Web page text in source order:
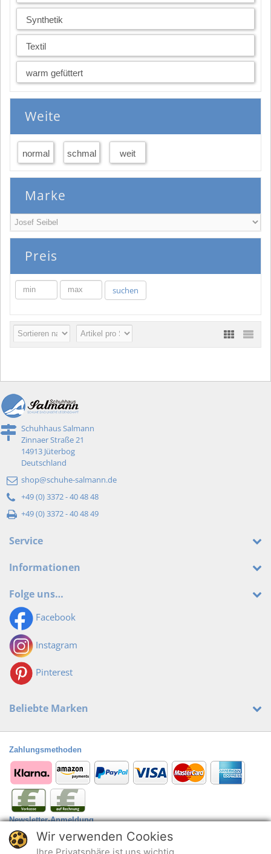
Synthetik
Textil
warm gefüttert
Weite
normal schmal weit
Marke
Preis
min max suchen
Schuhhaus Salmann
Zinnaer Straße 21
14913 Jüterbog
Deutschland
shop@schuhe-salmann.de
+49 (0) 3372 - 40 48 48
+49 (0) 3372 - 40 48 49
Service
Informationen
Folge uns…
Facebook
Instagram
Pinterest
Beliebte Marken
Zahlungsmethoden
Newsletter-Anmeldung
@
Wir verwenden Cookies